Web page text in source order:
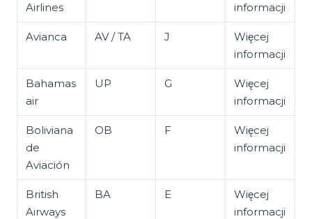
Airlines
informacji
Avianca AV / TA J
Więcej
informacji
Bahamas
air
UP G
Więcej
informacji
Boliviana
de
Aviación
OB F
Więcej
informacji
British
Airways
BA E
Więcej
informacji